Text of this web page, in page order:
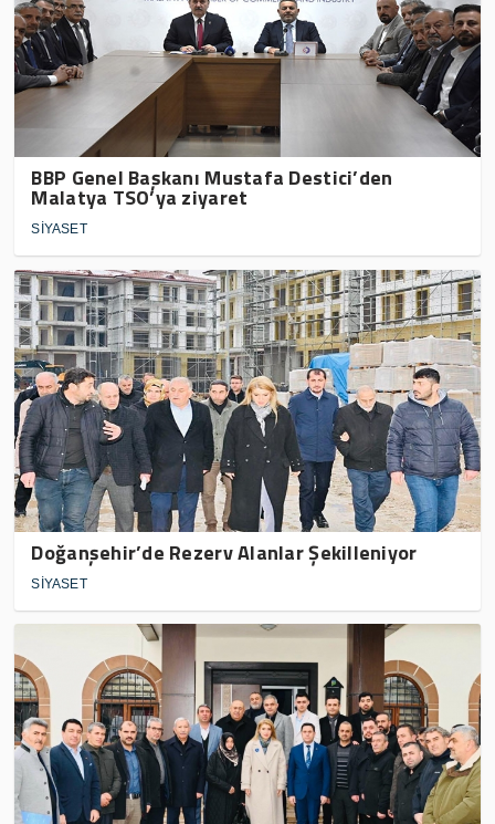
BBP Genel Başkanı Mustafa Destici’den
Malatya TSO’ya ziyaret
SİYASET
Doğanşehir’de Rezerv Alanlar Şekilleniyor
SİYASET